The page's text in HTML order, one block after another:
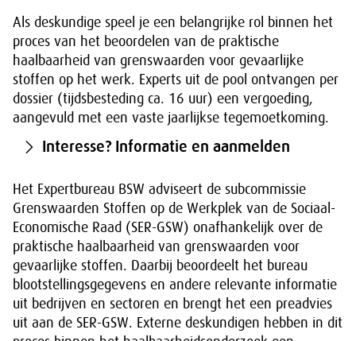
Als deskundige speel je een belangrijke rol binnen het
proces van het beoordelen van de praktische
haalbaarheid van grenswaarden voor gevaarlijke
stoffen op het werk. Experts uit de pool ontvangen per
dossier (tijdsbesteding ca. 16 uur) een vergoeding,
aangevuld met een vaste jaarlijkse tegemoetkoming.
Interesse? Informatie en aanmelden
Het Expertbureau BSW adviseert de subcommissie
Grenswaarden Stoffen op de Werkplek van de Sociaal-
Economische Raad (SER-GSW) onafhankelijk over de
praktische haalbaarheid van grenswaarden voor
gevaarlijke stoffen. Daarbij beoordeelt het bureau
blootstellingsgegevens en andere relevante informatie
uit bedrijven en sectoren en brengt het een preadvies
uit aan de SER-GSW. Externe deskundigen hebben in dit